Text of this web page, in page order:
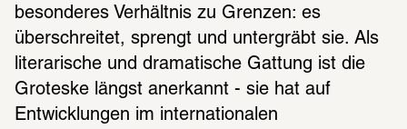
besonderes Verhältnis zu Grenzen: es
überschreitet, sprengt und untergräbt sie. Als
literarische und dramatische Gattung ist die
Groteske längst anerkannt - sie hat auf
Entwicklungen im internationalen